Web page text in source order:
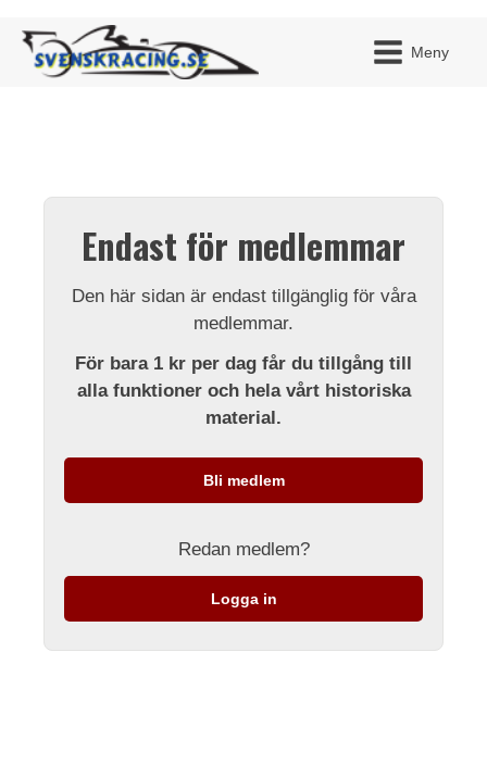
Meny
Endast för medlemmar
Den här sidan är endast tillgänglig för våra
medlemmar.
För bara 1 kr per dag får du tillgång till
alla funktioner och hela vårt historiska
material.
Bli medlem
Redan medlem?
Logga in